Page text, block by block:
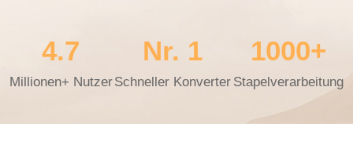
4.7
Millionen+ Nutzer
Nr. 1
Schneller Konverter
1000+
Stapelverarbeitung